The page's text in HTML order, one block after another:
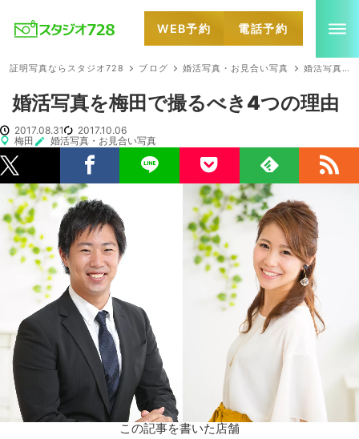
WEB予約 電話予約
証明写真ならスタジオ728 ブログ 婚活写真・お見合い写真 婚活写真を梅田で撮るべき4つの理由
婚活写真を梅田で撮るべき4つの理由
2017.08.31
2017.10.06
梅田
婚活写真・お見合い写真
この記事を書いた店舗